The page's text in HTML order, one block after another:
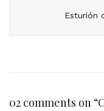
02 comments on “